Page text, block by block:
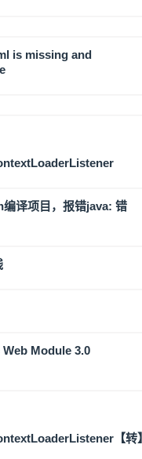
is missing and
编译项目，报错java: 错
Module 3.0
【转